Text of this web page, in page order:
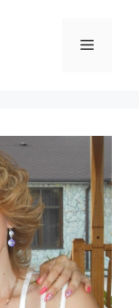
Menu